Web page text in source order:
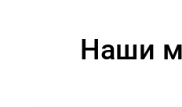
Наши